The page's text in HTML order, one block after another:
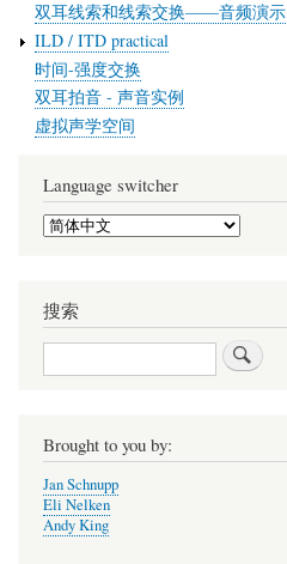
双耳线索和线索交换——音频演示
ILD / ITD practical
时间-强度交换
双耳拍音 - 声音实例
虚拟声学空间
Language switcher
Select
your
搜索
搜
索
Brought to you by:
Jan Schnupp
Eli Nelken
Andy King